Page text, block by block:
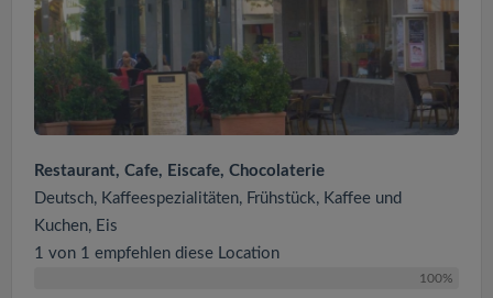
Restaurant, Cafe, Eiscafe, Chocolaterie
Deutsch, Kaffeespezialitäten, Frühstück, Kaffee und
Kuchen, Eis
1 von 1 empfehlen diese Location
100%